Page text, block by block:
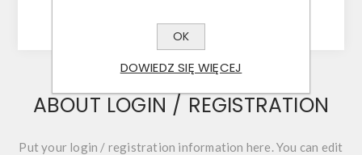
ABOUT LOGIN / REGISTRATION
Put your login / registration information here. You can edit
OK
DOWIEDZ SIĘ WIĘCEJ